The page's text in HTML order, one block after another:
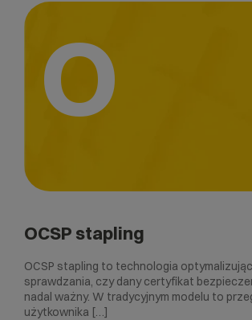
O
OCSP stapling
OCSP stapling to technologia
sprawdzania, czy dany certyfikat
nadal ważny. W tradycyjnym modelu to
użytkownika […]